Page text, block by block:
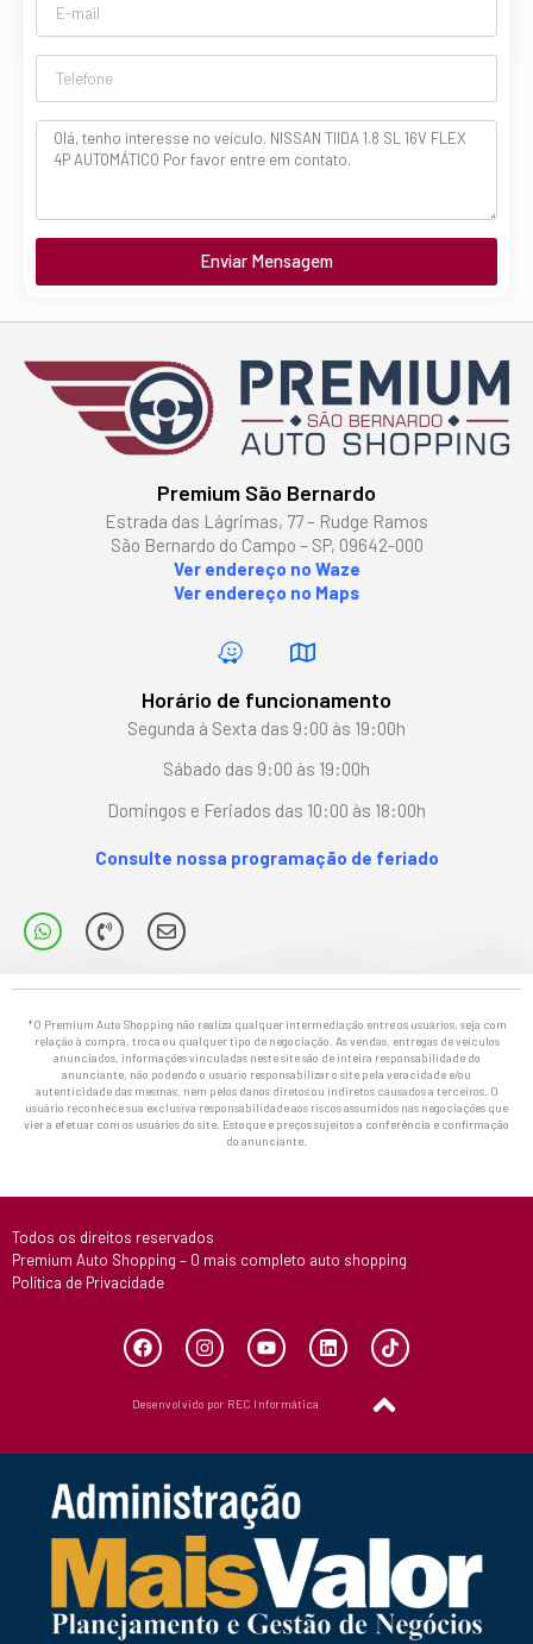
Enviar Mensagem
Premium São Bernardo
Estrada das Lágrimas, 77 – Rudge Ramos
São Bernardo do Campo – SP, 09642-000
Ver endereço no Waze
Ver endereço no Maps
Horário de funcionamento
Segunda à Sexta das 9:00 às 19:00h
Sábado das 9:00 às 19:00h
Domingos e Feriados das 10:00 às 18:00h
Consulte nossa programação de feriado
*O Premium Auto Shopping não realiza qualquer intermediação entre os usuários, seja com
relação à compra, troca ou qualquer tipo de negociação. As vendas, entregas de veículos
anunciados, informações vinculadas neste site são de inteira responsabilidade do
anunciante, não podendo o usuário responsabilizar o site pela veracidade e/ou
autenticidade das mesmas, nem pelos danos diretos ou indiretos causados a terceiros. O
usuário reconhece sua exclusiva responsabilidade aos riscos assumidos nas negociações que
vier a efetuar com os usuários do site. Estoque e preços sujeitos a conferência e confirmação
do anunciante.
Todos os direitos reservados
Premium Auto Shopping – O mais completo auto shopping
Política de Privacidade
Desenvolvido por REC Informática